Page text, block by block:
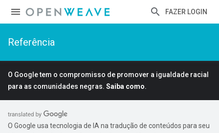
FAZER LOGIN
Referência
O Google tem o compromisso de promover a igualdade racial
para as comunidades negras. Saiba como.
O Google usa tecnologia de IA na tradução de conteúdos para seu